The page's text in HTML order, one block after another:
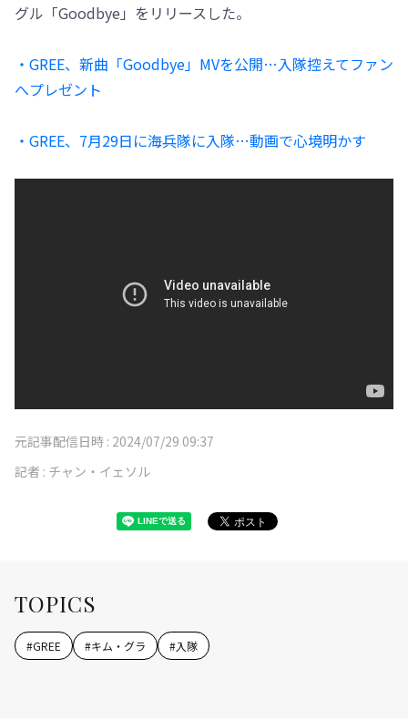
グル「Goodbye」をリリースした。
・GREE、新曲「Goodbye」MVを公開…入隊控えてファン
へプレゼント
・GREE、7月29日に海兵隊に入隊…動画で心境明かす
元記事配信日時 : 2024/07/29 09:37
記者 : チャン・イェソル
TOPICS
#GREE #キム・グラ #入隊